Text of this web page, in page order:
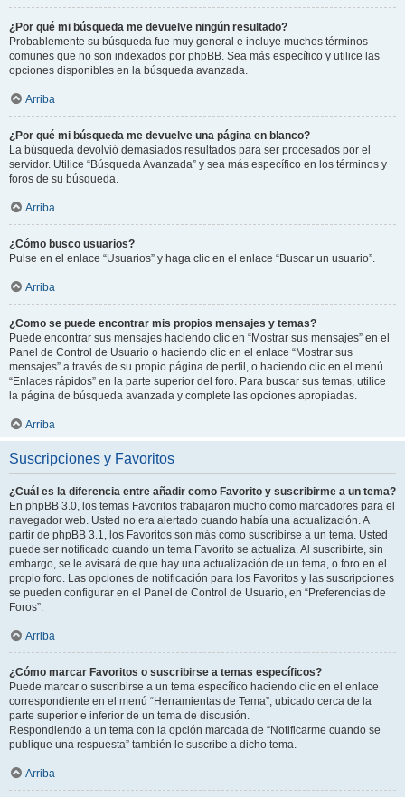
¿Por qué mi búsqueda me devuelve ningún resultado?
Probablemente su búsqueda fue muy general e incluye muchos términos
comunes que no son indexados por phpBB. Sea más específico y utilice las
opciones disponibles en la búsqueda avanzada.
Arriba
¿Por qué mi búsqueda me devuelve una página en blanco?
La búsqueda devolvió demasiados resultados para ser procesados por el
servidor. Utilice “Búsqueda Avanzada” y sea más específico en los términos y
foros de su búsqueda.
Arriba
¿Cómo busco usuarios?
Pulse en el enlace “Usuarios” y haga clic en el enlace “Buscar un usuario”.
Arriba
¿Como se puede encontrar mis propios mensajes y temas?
Puede encontrar sus mensajes haciendo clic en “Mostrar sus mensajes” en el
Panel de Control de Usuario o haciendo clic en el enlace “Mostrar sus
mensajes” a través de su propio página de perfil, o haciendo clic en el menú
“Enlaces rápidos” en la parte superior del foro. Para buscar sus temas, utilice
la página de búsqueda avanzada y complete las opciones apropiadas.
Arriba
Suscripciones y Favoritos
¿Cuál es la diferencia entre añadir como Favorito y suscribirme a un tema?
En phpBB 3.0, los temas Favoritos trabajaron mucho como marcadores para el
navegador web. Usted no era alertado cuando había una actualización. A
partir de phpBB 3.1, los Favoritos son más como suscribirse a un tema. Usted
puede ser notificado cuando un tema Favorito se actualiza. Al suscribirte, sin
embargo, se le avisará de que hay una actualización de un tema, o foro en el
propio foro. Las opciones de notificación para los Favoritos y las suscripciones
se pueden configurar en el Panel de Control de Usuario, en “Preferencias de
Foros”.
Arriba
¿Cómo marcar Favoritos o suscribirse a temas específicos?
Puede marcar o suscribirse a un tema específico haciendo clic en el enlace
correspondiente en el menú “Herramientas de Tema”, ubicado cerca de la
parte superior e inferior de un tema de discusión.
Respondiendo a un tema con la opción marcada de “Notificarme cuando se
publique una respuesta” también le suscribe a dicho tema.
Arriba